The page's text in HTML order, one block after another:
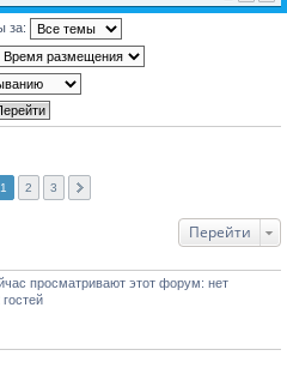
за:
1 2 3
Перейти
просматривают этот форум: нет